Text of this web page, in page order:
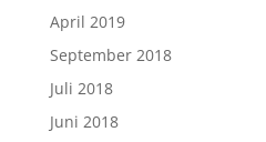
April 2019
September 2018
Juli 2018
Juni 2018